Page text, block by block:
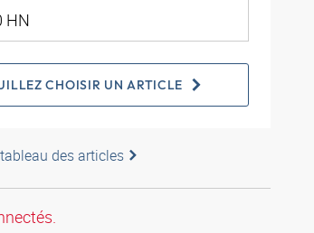
CHOISIR UN ARTICLE
des articles